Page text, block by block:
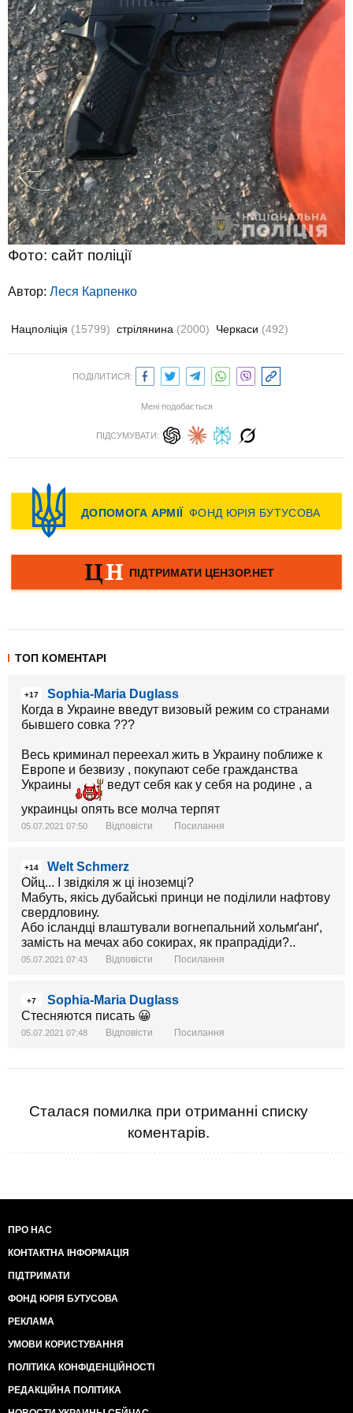
Фото: сайт поліції
Автор: Леся Карпенко
Нацполіція (15799) стрілянина (2000) Черкаси (492)
ПОДІЛИТИСЯ:
Мені подобається
ПІДСУМУВАТИ:
ТОП КОМЕНТАРІ
+17
Sophia-Maria Duglass
Когда в Украине введут визовый режим со странами
бывшего совка ???
Весь криминал переехал жить в Украину поближе к
Европе и безвизу , покупают себе гражданства
Украины
ведут себя как у себя на родине , а
украинцы опять все молча терпят
05.07.2021 07:50 Відповісти Посилання
+14
Welt Schmerz
Ойц... І звідкіля ж ці іноземці?
Мабуть, якісь дубайські принци не поділили нафтову
свердловину.
Або ісландці влаштували вогнепальний хольмґанґ,
замість на мечах або сокирах, як прапрадіди?..
05.07.2021 07:43 Відповісти Посилання
+7
Sophia-Maria Duglass
Стесняются писать 😀
05.07.2021 07:48 Відповісти Посилання
Сталася помилка при отриманні списку
коментарів.
ПРО НАС
КОНТАКТНА ІНФОРМАЦІЯ
ПІДТРИМАТИ
ФОНД ЮРІЯ БУТУСОВА
РЕКЛАМА
УМОВИ КОРИСТУВАННЯ
ПОЛІТИКА КОНФІДЕНЦІЙНОСТІ
РЕДАКЦІЙНА ПОЛІТИКА